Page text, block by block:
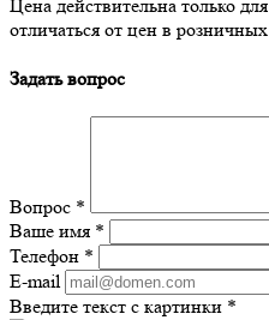
Цена действительна только
отличаться от цен в
Задать вопрос
Вопрос *
Ваше имя *
Телефон *
E-mail
Введите текст с картинки *